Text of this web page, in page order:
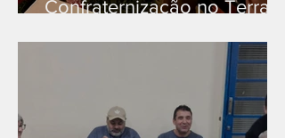
Confraternização no Terra